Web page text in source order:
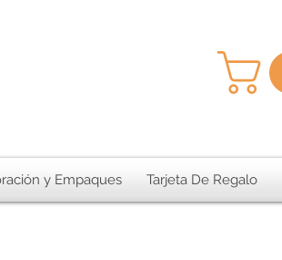
y Empaques Tarjeta De Regalo